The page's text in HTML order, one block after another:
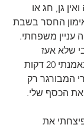
גן, חג או
החסר בשבת
עניין משפחתי.
שלא אעז
לפספס. בשבת אחת התאמנתי 20 דקות
המבורגר רק
את הכסף שלי.
את